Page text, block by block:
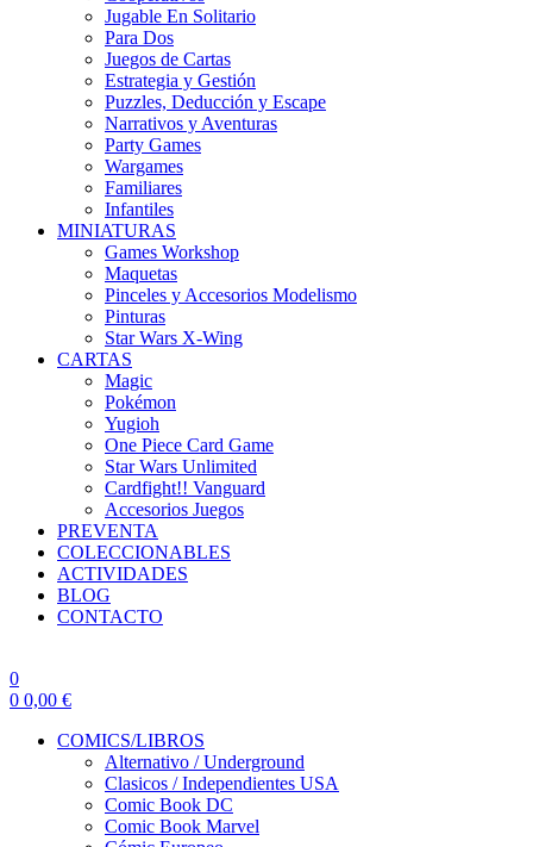
Jugable En Solitario
Para Dos
Juegos de Cartas
Estrategia y Gestión
Puzzles, Deducción y Escape
Narrativos y Aventuras
Party Games
Wargames
Familiares
Infantiles
MINIATURAS
Games Workshop
Maquetas
Pinceles y Accesorios Modelismo
Pinturas
Star Wars X-Wing
CARTAS
Magic
Pokémon
Yugioh
One Piece Card Game
Star Wars Unlimited
Cardfight!! Vanguard
Accesorios Juegos
PREVENTA
COLECCIONABLES
ACTIVIDADES
BLOG
CONTACTO
0
0 0,00 €
COMICS/LIBROS
Alternativo / Underground
Clasicos / Independientes USA
Comic Book DC
Comic Book Marvel